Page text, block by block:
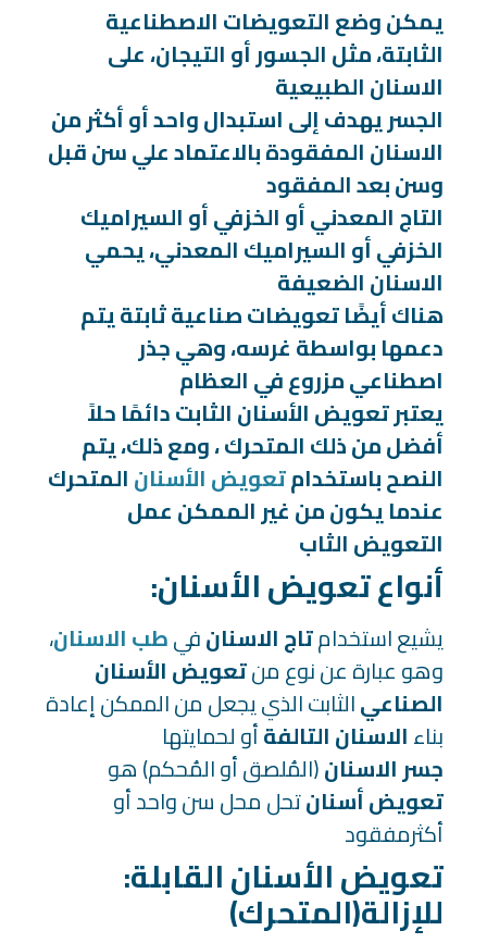
يمكن وضع التعويضات الاصطناعية
الثابتة، مثل الجسور أو التيجان، على
الاسنان الطبيعية
الجسر يهدف إلى استبدال واحد أو أكثر من
الاسنان المفقودة بالاعتماد علي سن قبل
وسن بعد المفقود
التاج المعدني أو الخزفي أو السيراميك
الخزفي أو السيراميك المعدني، يحمي
الاسنان الضعيفة
هناك أيضًا تعويضات صناعية ثابتة يتم
دعمها بواسطة غرسه، وهي جذر
اصطناعي مزروع في العظام
يعتبر تعويض الأسنان الثابت دائمًا حلاً
أفضل من ذلك المتحرك ، ومع ذلك، يتم
النصح باستخدامتعويض الأسنانالمتحرك
عندما يكون من غير الممكن عمل
التعويض الثاب
:أنواع تعويض الأسنان
يشيع استخدامتاج الاسنانفيطب الاسنان،
وهو عبارة عن نوع منتعويض الأسنان
الصناعيالثابت الذي يجعل من الممكن إعادة
بناءالاسنان التالفةأو لحمايتها
جسر الاسنان(المُلصق أو المُحكم) هو
تعويض أسنانتحل محل سن واحد أو
أكثرمفقود
:تعويض الأسنان القابلة
للإزالة(المتحرك)